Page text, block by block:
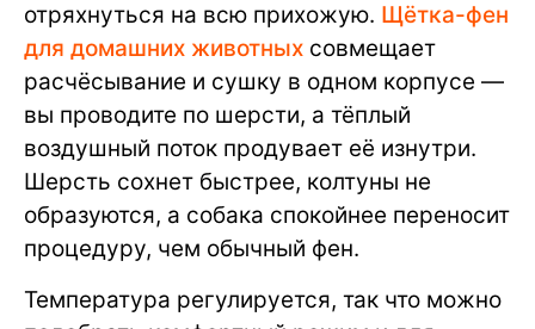
отряхнуться на всю прихожую. Щётка-фен
для домашних животных совмещает
расчёсывание и сушку в одном корпусе —
вы проводите по шерсти, а тёплый
воздушный поток продувает её изнутри.
Шерсть сохнет быстрее, колтуны не
образуются, а собака спокойнее переносит
процедуру, чем обычный фен.
Температура регулируется, так что можно